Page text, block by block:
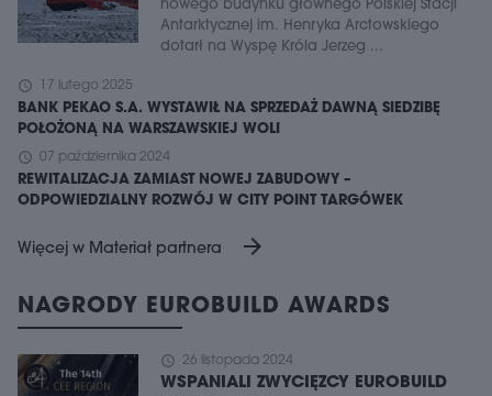
nowego budynku głównego Polskiej Stacji
Antarktycznej im. Henryka Arctowskiego
dotarł na Wyspę Króla Jerzeg ...
schedule 17 lutego 2025
BANK PEKAO S.A. WYSTAWIŁ NA SPRZEDAŻ DAWNĄ SIEDZIBĘ
POŁOŻONĄ NA WARSZAWSKIEJ WOLI
schedule 07 października 2024
REWITALIZACJA ZAMIAST NOWEJ ZABUDOWY –
ODPOWIEDZIALNY ROZWÓJ W CITY POINT TARGÓWEK
Więcej w Materiał partnera arrow_forward
NAGRODY EUROBUILD AWARDS
schedule 26 listopada 2024
WSPANIALI ZWYCIĘZCY EUROBUILD